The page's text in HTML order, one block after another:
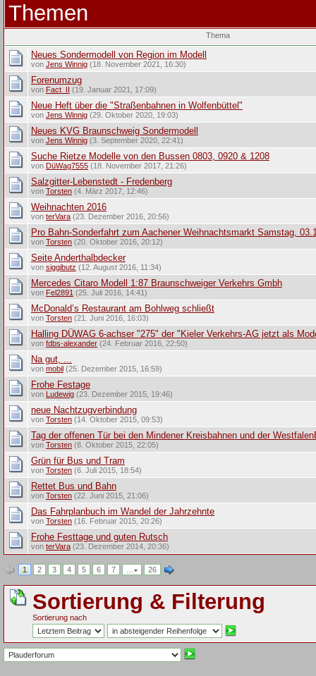
Themen
Thema
Neues Sondermodell von Region im Modell
von Jens Winnig(18. November 2021, 16:30)
Forenumzug
von Fact_II (19. Januar 2021, 17:09)
Neue Heft über die "Straßenbahnen in Wolfenbüttel"
von Jens Winnig(29. Oktober 2020, 19:03)
Neues KVG Braunschweig Sondermodell
von Jens Winnig(3. September 2020, 22:41)
Suche Rietze Modelle von den Bussen 0803, 0920 & 1208
von DüWag7555(18. November 2017, 21:26)
Salzgitter-Lebenstedt - Fredenberg
von Torsten(4. März 2017, 12:46)
Weihnachten 2016
von terVara(23. Dezember 2016, 20:56)
Pro Bahn-Sonderfahrt zum Aachener Weihnachtsmarkt Samstag,
von Torsten(20. Oktober 2016, 20:12)
Seite Anderthalbdecker
von siggibutz (12. August 2016, 11:34)
Mercedes Citaro Modell 1:87 Braunschweiger Verkehrs Gmbh
von Fel2891(25. Juli 2016, 14:41)
McDonald’s Restaurant am Bohlweg schließt
von Torsten(21. Juni 2016, 16:03)
Halling DÜWAG 6-achser "275" der "Kieler Verkehrs-AG jetzt als
von fdbs-alexander(24. Februar 2016, 22:50)
Na gut, ...
von mobil (25. Dezember 2015, 16:59)
Frohe Festage
von Ludewig(23. Dezember 2015, 19:46)
neue Nachtzugverbindung
von Torsten(14. Oktober 2015, 09:53)
Tag der offenen Tür bei den Mindener Kreisbahnen und der
von Torsten(8. Oktober 2015, 22:05)
Grün für Bus und Tram
von Torsten(6. Juli 2015, 18:54)
Rettet Bus und Bahn
von Torsten(22. Juni 2015, 21:06)
Das Fahrplanbuch im Wandel der Jahrzehnte
von Torsten(16. Februar 2015, 20:26)
Frohe Festtage und guten Rutsch
von terVara(23. Dezember 2014, 20:36)
1 2 3 4 5 6 7 26
Sortierung & Filterung
Sortierung nach